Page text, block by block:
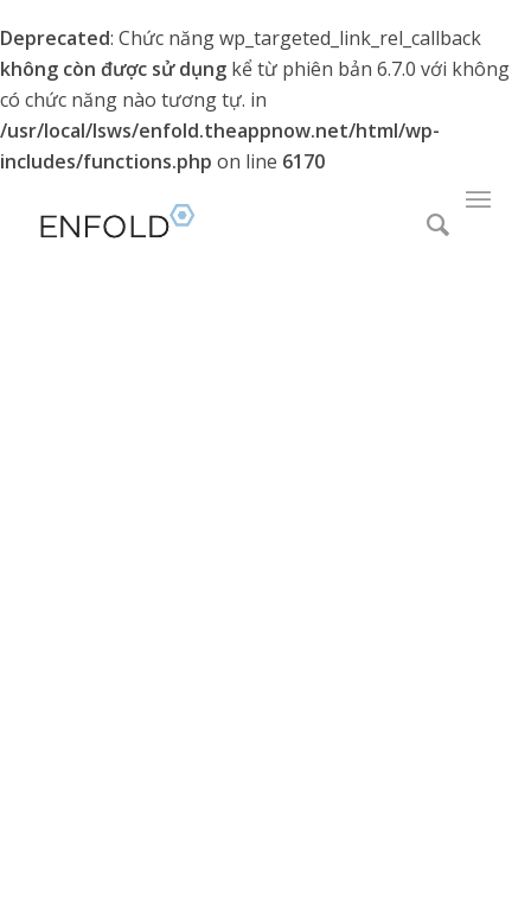
Deprecated: Chức năng wp_targeted_link_rel_callback
không còn được sử dụng kể từ phiên bản 6.7.0 với không
có chức năng nào tương tự. in
/usr/local/lsws/enfold.theappnow.net/html/wp-
includes/functions.php on line 6170